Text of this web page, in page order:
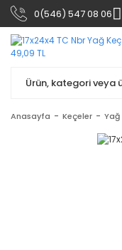
0(546) 547 08 06
Anasayfa Keçeler Yağ